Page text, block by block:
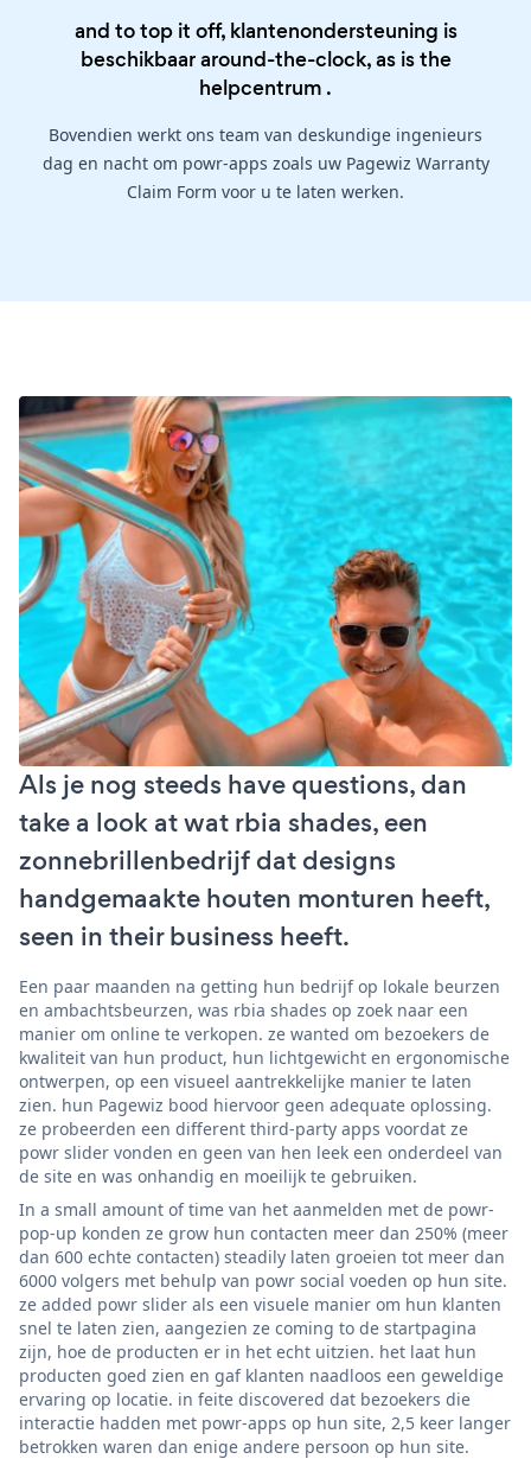
and to top it off, klantenondersteuning is
beschikbaar around-the-clock, as is the
helpcentrum .
Bovendien werkt ons team van deskundige ingenieurs
dag en nacht om powr-apps zoals uw Pagewiz Warranty
Claim Form voor u te laten werken.
Als je nog steeds have questions, dan
take a look at wat rbia shades, een
zonnebrillenbedrijf dat designs
handgemaakte houten monturen heeft,
seen in their business heeft.
Een paar maanden na getting hun bedrijf op lokale beurzen
en ambachtsbeurzen, was rbia shades op zoek naar een
manier om online te verkopen. ze wanted om bezoekers de
kwaliteit van hun product, hun lichtgewicht en ergonomische
ontwerpen, op een visueel aantrekkelijke manier te laten
zien. hun Pagewiz bood hiervoor geen adequate oplossing.
ze probeerden een different third-party apps voordat ze
powr slider vonden en geen van hen leek een onderdeel van
de site en was onhandig en moeilijk te gebruiken.
In a small amount of time van het aanmelden met de powr-
pop-up konden ze grow hun contacten meer dan 250% (meer
dan 600 echte contacten) steadily laten groeien tot meer dan
6000 volgers met behulp van powr social voeden op hun site.
ze added powr slider als een visuele manier om hun klanten
snel te laten zien, aangezien ze coming to de startpagina
zijn, hoe de producten er in het echt uitzien. het laat hun
producten goed zien en gaf klanten naadloos een geweldige
ervaring op locatie. in feite discovered dat bezoekers die
interactie hadden met powr-apps op hun site, 2,5 keer langer
betrokken waren dan enige andere persoon op hun site.